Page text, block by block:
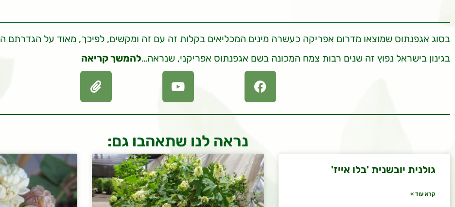
בסוג אגפנתוס שמוצאו מדרום אפריקה כעשרה מינים המכליאים בקלות זה עם זה ומקשים, לפיכך, מאוד על הגדרתם
בגינון בישראל נפוץ זה שנים רבות צמח המכונה בשם אגפנתוס אפריקני, שנראה…להמשך קריאה
נראה לנו שתאהבו גם:
גולנית יובשנית 'בלו אייז'
קרא עוד »